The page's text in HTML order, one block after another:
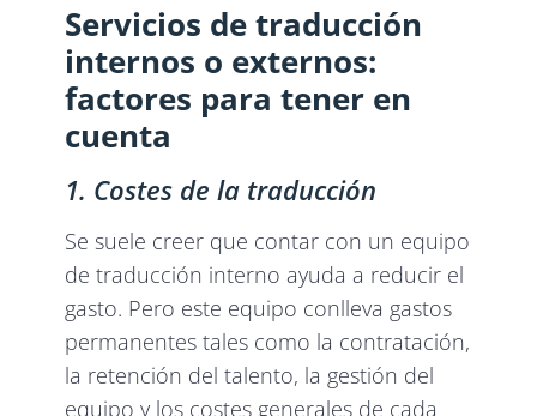
Servicios de traducción
internos o externos:
factores para tener en
cuenta
1. Costes de la traducción
Se suele creer que contar con un equipo
de traducción interno ayuda a reducir el
gasto. Pero este equipo conlleva gastos
permanentes tales como la contratación,
la retención del talento, la gestión del
equipo y los costes generales de cada